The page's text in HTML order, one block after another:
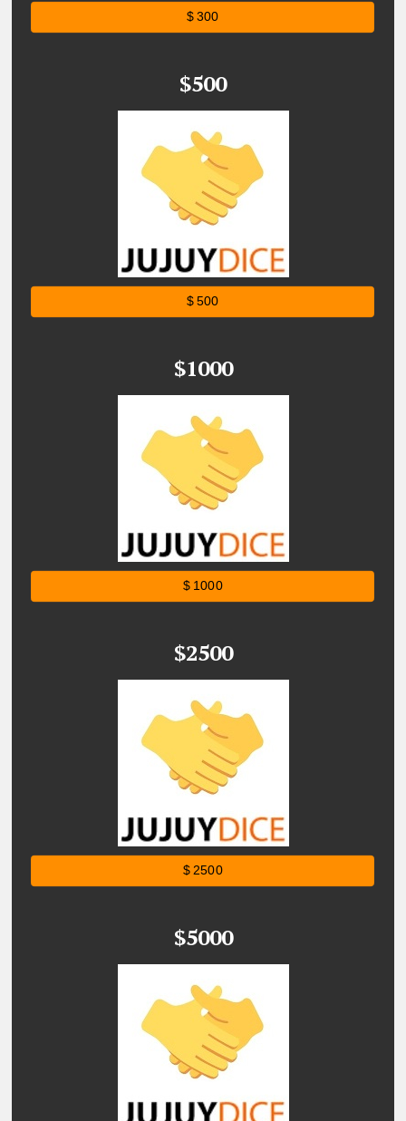
$ 300
$500
$ 500
$1000
$ 1000
$2500
$ 2500
$5000